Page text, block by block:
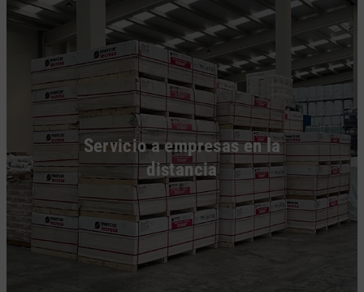
Servicio a empresas en la
distancia